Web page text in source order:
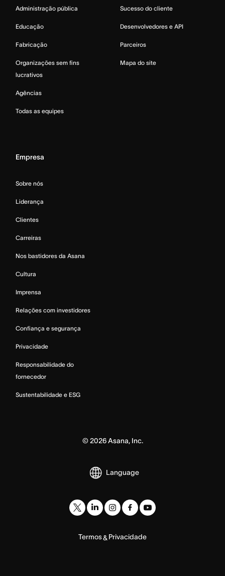
Administração pública
Educação
Fabricação
Organizações sem fins
lucrativos
Agências
Todas as equipes
Sucesso do cliente
Desenvolvedores e API
Parceiros
Mapa do site
Empresa
Sobre nós
Liderança
Clientes
Carreiras
Nos bastidores da Asana
Cultura
Imprensa
Relações com investidores
Confiança e segurança
Privacidade
Responsabilidade do
fornecedor
Sustentabilidade e ESG
©2026Asana, Inc.
Language
Termos&Privacidade